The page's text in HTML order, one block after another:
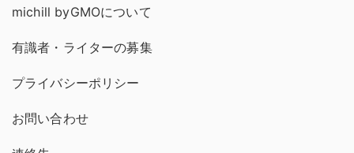
michill byGMOについて
有識者・ライターの募集
プライバシーポリシー
お問い合わせ